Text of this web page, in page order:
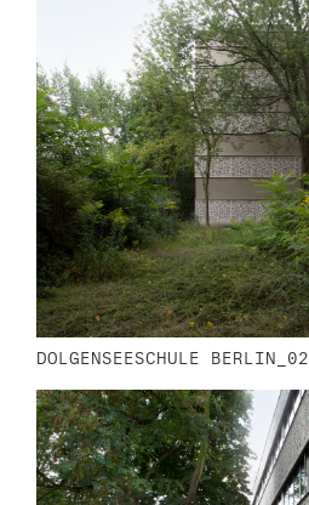
DOLGENSEESCHULE BERLIN_02